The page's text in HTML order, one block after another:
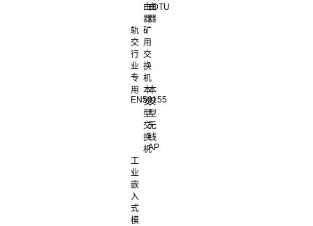
由
器
由
器
DTU
轨
交
行
业
专
用
EN50155
矿
用
交
换
机
本
安
型
交
换
机
本
安
型
无
线
AP
工
业
嵌
入
式
模